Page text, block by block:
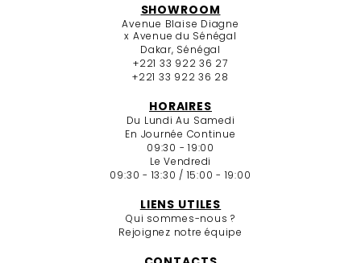
SHOWROOM
Avenue Blaise Diagne
x Avenue du Sénégal
Dakar, Sénégal
+221 33 922 36 27
+221 33 922 36 28
HORAIRES
Du Lundi Au Samedi
En Journée Continue
09:30 - 19:00
Le Vendredi
09:30 - 13:30 / 15:00 - 19:00
LIENS UTILES
Qui sommes-nous ?
Rejoignez notre équipe